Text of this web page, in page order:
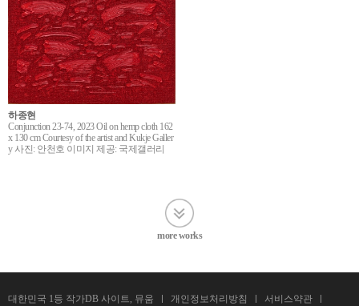
하종현
Conjunction 23-74, 2023 Oil on hemp cloth 162
x 130 cm Courtesy of the artist and Kukje Galler
y 사진: 안천호 이미지 제공: 국제갤러리
more works
대한민국 1등 작가DB 사이트, 뮤움 개인정보처리방침 서비스약관